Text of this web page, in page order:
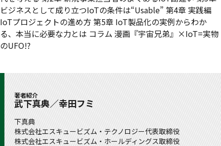
ビジネスとして成り立つIoTの条件は“Usable” 第4章 実践編
IoTプロジェクトの進め方 第5章 IoT製品化の実例からわか
る、本当に必要な力とは コラム 漫画『宇宙兄弟』×IoT=実物
のUFO!?
著者紹介
武下真典／幸田フミ
下真典
株式会社エスキュービズム・テクノロジー代表取締役
株式会社エスキュービズム・ホールディングス取締役